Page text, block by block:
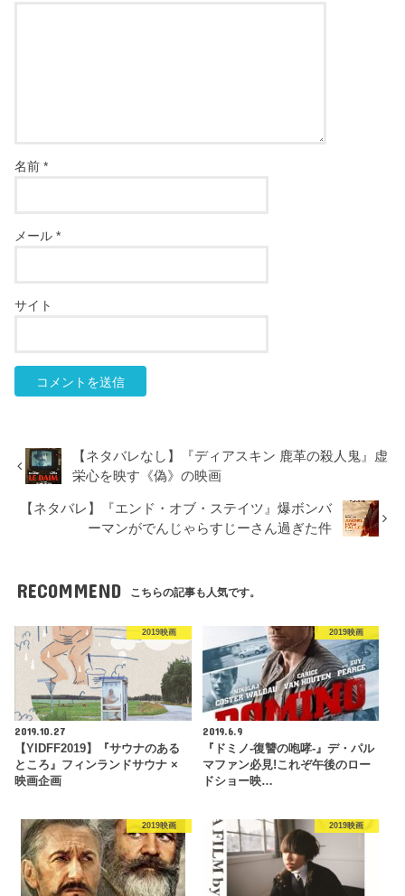
名前*
メール*
サイト
【ネタバレなし】『ディアスキン 鹿革の殺人鬼』虚
栄心を映す《偽》の映画
【ネタバレ】『エンド・オブ・ステイツ』爆ボンバ
ーマンがでんじゃらすじーさん過ぎた件
RECOMMEND こちらの記事も人気です。
2019映画
2019.10.27
【YIDFF2019】『サウナのある
ところ』フィンランドサウナ ×
映画企画
2019映画
2019.6.9
『ドミノ-復讐の咆哮-』デ・パル
マファン必見!これぞ午後のロー
ドショー映…
2019映画 2019映画